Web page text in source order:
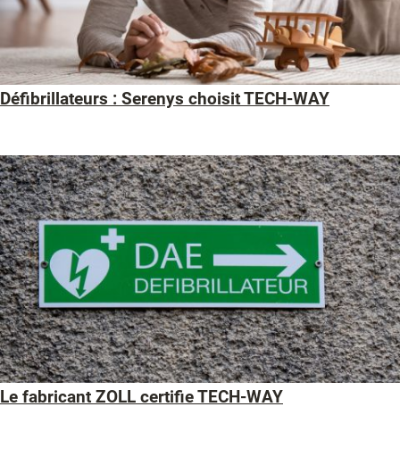
Défibrillateurs : Serenys choisit TECH-WAY
Le fabricant ZOLL certifie TECH-WAY